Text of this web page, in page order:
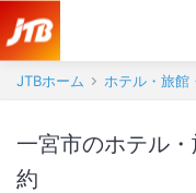
JTBホーム ホテル・旅館
一宮市のホテル・旅
約